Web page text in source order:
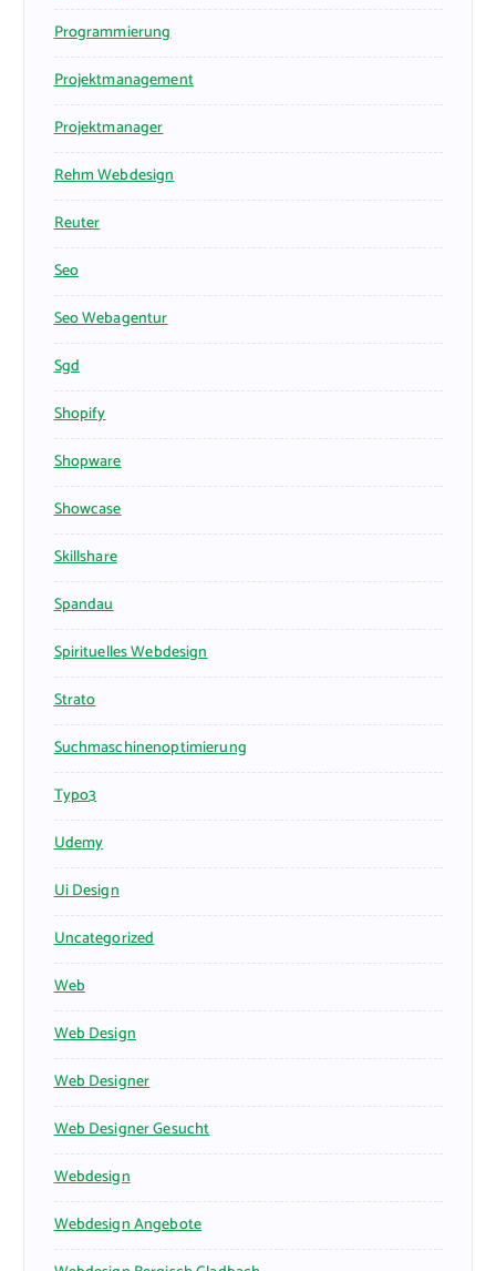
Programmierung
Projektmanagement
Projektmanager
Rehm Webdesign
Reuter
Seo
Seo Webagentur
Sgd
Shopify
Shopware
Showcase
Skillshare
Spandau
Spirituelles Webdesign
Strato
Suchmaschinenoptimierung
Typo3
Udemy
Ui Design
Uncategorized
Web
Web Design
Web Designer
Web Designer Gesucht
Webdesign
Webdesign Angebote